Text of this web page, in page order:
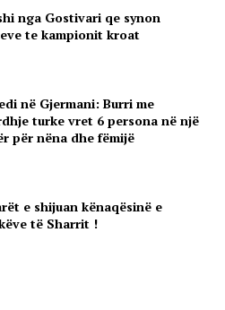
nga Gostivari qe synon
te kampionit kroat
në Gjermani: Burri me
turke vret 6 persona në një
për nëna dhe fëmijë
e shijuan kënaqësinë e
të Sharrit !